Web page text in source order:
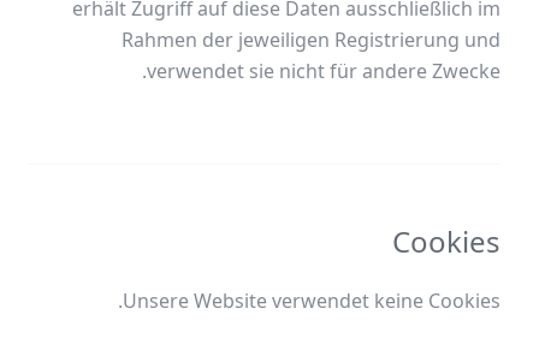
erhält Zugriff auf diese Daten ausschließlich im
Rahmen der jeweiligen Registrierung und
verwendet sie nicht für andere Zwecke.
Cookies
Unsere Website verwendet keine Cookies.